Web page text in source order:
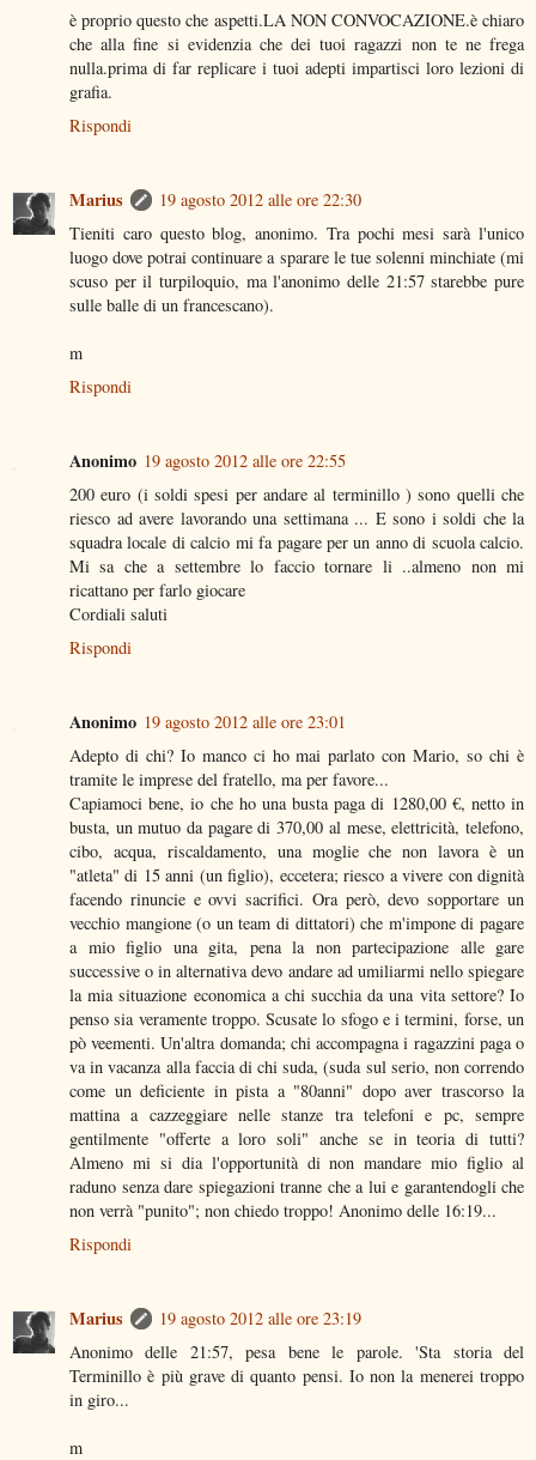
è proprio questo che aspetti.LA NON CONVOCAZIONE.è chiaro
che alla fine si evidenzia che dei tuoi ragazzi non te ne frega
nulla.prima di far replicare i tuoi adepti impartisci loro lezioni di
grafia.
Rispondi
Marius
19 agosto 2012 alle ore 22:30
Tieniti caro questo blog, anonimo. Tra pochi mesi sarà l'unico
luogo dove potrai continuare a sparare le tue solenni minchiate (mi
scuso per il turpiloquio, ma l'anonimo delle 21:57 starebbe pure
sulle balle di un francescano).
m
Rispondi
Anonimo 19 agosto 2012 alle ore 22:55
200 euro (i soldi spesi per andare al terminillo ) sono quelli che
riesco ad avere lavorando una settimana ... E sono i soldi che la
squadra locale di calcio mi fa pagare per un anno di scuola calcio.
Mi sa che a settembre lo faccio tornare li ..almeno non mi
ricattano per farlo giocare
Cordiali saluti
Rispondi
Anonimo 19 agosto 2012 alle ore 23:01
Adepto di chi? Io manco ci ho mai parlato con Mario, so chi è
tramite le imprese del fratello, ma per favore...
Capiamoci bene, io che ho una busta paga di 1280,00 €, netto in
busta, un mutuo da pagare di 370,00 al mese, elettricità, telefono,
cibo, acqua, riscaldamento, una moglie che non lavora è un
"atleta" di 15 anni (un figlio), eccetera; riesco a vivere con dignità
facendo rinuncie e ovvi sacrifici. Ora però, devo sopportare un
vecchio mangione (o un team di dittatori) che m'impone di pagare
a mio figlio una gita, pena la non partecipazione alle gare
successive o in alternativa devo andare ad umiliarmi nello spiegare
la mia situazione economica a chi succhia da una vita settore? Io
penso sia veramente troppo. Scusate lo sfogo e i termini, forse, un
pò veementi. Un'altra domanda; chi accompagna i ragazzini paga o
va in vacanza alla faccia di chi suda, (suda sul serio, non correndo
come un deficiente in pista a "80anni" dopo aver trascorso la
mattina a cazzeggiare nelle stanze tra telefoni e pc, sempre
gentilmente "offerte a loro soli" anche se in teoria di tutti?
Almeno mi si dia l'opportunità di non mandare mio figlio al
raduno senza dare spiegazioni tranne che a lui e garantendogli che
non verrà "punito"; non chiedo troppo! Anonimo delle 16:19...
Rispondi
Marius
19 agosto 2012 alle ore 23:19
Anonimo delle 21:57, pesa bene le parole. 'Sta storia del
Terminillo è più grave di quanto pensi. Io non la menerei troppo
in giro...
m